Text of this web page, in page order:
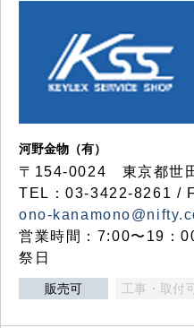
河野金物（有）
〒154-0024 東京都世
TEL：03-3422-8261 /
ono-
営業時間：7:00〜19：
祭日
販売可 工事・取付